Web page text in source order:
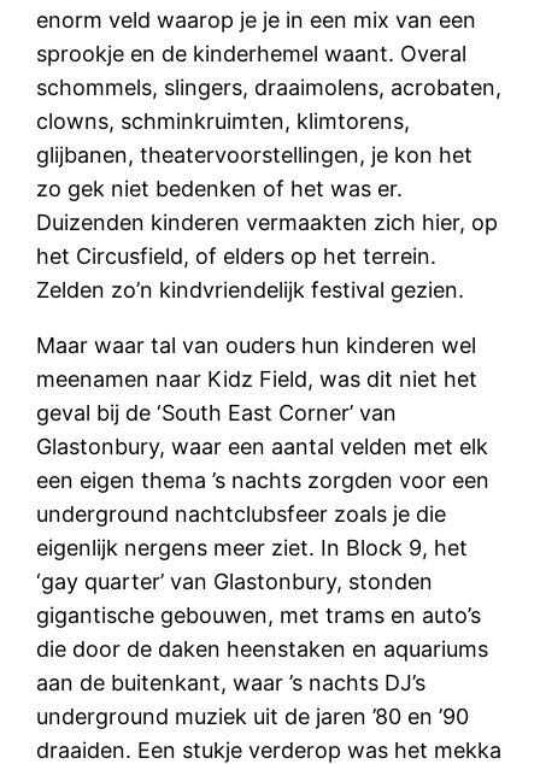
enorm veld waarop je je in een mix van een
sprookje en de kinderhemel waant. Overal
schommels, slingers, draaimolens, acrobaten,
clowns, schminkruimten, klimtorens,
glijbanen, theatervoorstellingen, je kon het
zo gek niet bedenken of het was er.
Duizenden kinderen vermaakten zich hier, op
het Circusfield, of elders op het terrein.
Zelden zo’n kindvriendelijk festival gezien.
Maar waar tal van ouders hun kinderen wel
meenamen naar Kidz Field, was dit niet het
geval bij de ‘South East Corner’ van
Glastonbury, waar een aantal velden met elk
een eigen thema ’s nachts zorgden voor een
underground nachtclubsfeer zoals je die
eigenlijk nergens meer ziet. In Block 9, het
‘gay quarter’ van Glastonbury, stonden
gigantische gebouwen, met trams en auto’s
die door de daken heenstaken en aquariums
aan de buitenkant, waar ’s nachts DJ’s
underground muziek uit de jaren ’80 en ’90
draaiden. Een stukje verderop was het mekka